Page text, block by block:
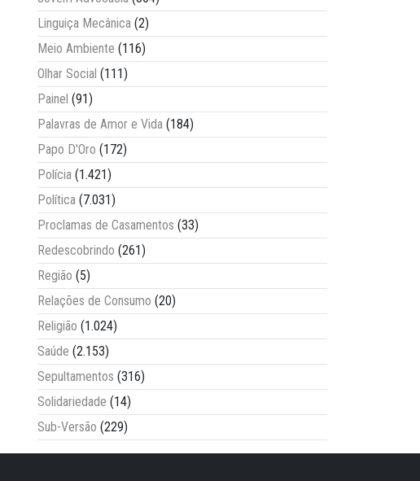
Linguiça Mecânica (2)
Meio Ambiente (116)
Olhar Social (111)
Painel (91)
Palavras de Amor e Vida (184)
Papo D'Oro (172)
Polícia (1.421)
Política (7.031)
Proclamas de Casamentos (33)
Redescobrindo (261)
Região (5)
Relações de Consumo (20)
Religião (1.024)
Saúde (2.153)
Sepultamentos (316)
Solidariedade (14)
Sub-Versão (229)